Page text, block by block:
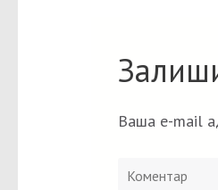
Ваша e-mail
Коментар